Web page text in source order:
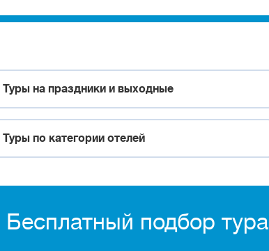
Туры на праздники и выходные
Туры по категории отелей
Бесплатный подбор тура